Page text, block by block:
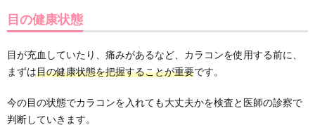
目の健康状態
目が充血していたり、痛みがあるなど、カラコンを使用する前に、
まずは目の健康状態を把握することが重要です。
今の目の状態でカラコンを入れても大丈夫かを検査と医師の診察で
判断していきます。